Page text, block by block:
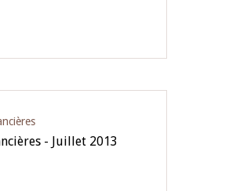
- Juillet 2013